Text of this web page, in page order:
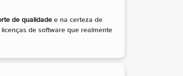
de qualidade e na certeza de
de software que realmente